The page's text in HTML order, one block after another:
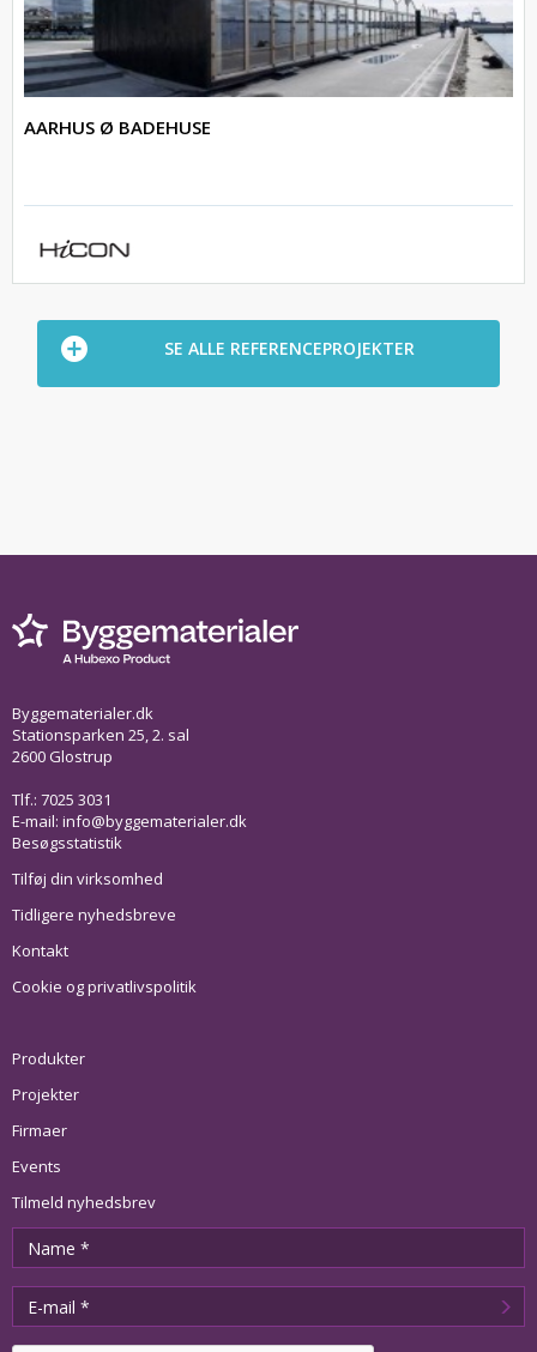
AARHUS Ø BADEHUSE
SE ALLE REFERENCEPROJEKTER
Byggematerialer.dk
Stationsparken 25, 2. sal
2600 Glostrup
Tlf.: 7025 3031
E-mail: info@byggematerialer.dk
Besøgsstatistik
Tilføj din virksomhed
Tidligere nyhedsbreve
Kontakt
Cookie og privatlivspolitik
Produkter
Projekter
Firmaer
Events
Tilmeld nyhedsbrev